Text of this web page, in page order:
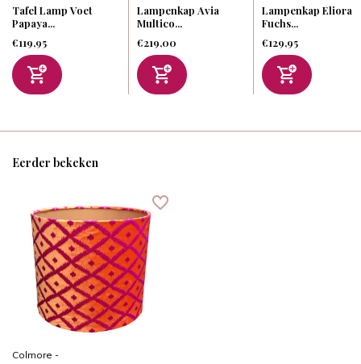
Tafel Lamp Voet
Papaya...
€119,95
Lampenkap Avia
Multico...
€219,00
Lampenkap Eliora
Fuchs...
€129,95
Eerder bekeken
Colmore -